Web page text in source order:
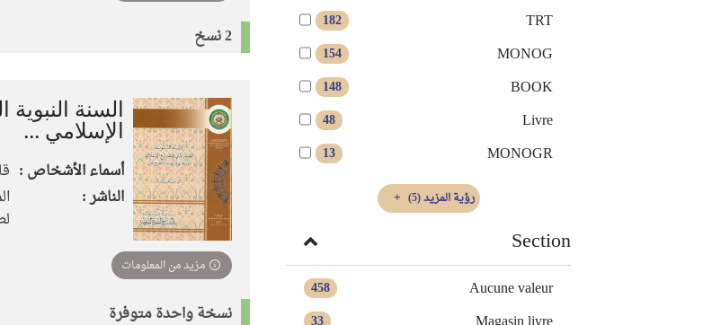
2 نسخ
السنة
الإسلامي ...
أسماء الأشخاص :
الناشر :
مزيد من المعلومات
نسخة واحدة متوفرة
182 TRT
154 MONOG
148 BOOK
48 Livre
13 MONOGR
رؤية المزيد(5)
Section
458 Aucune valeur
33